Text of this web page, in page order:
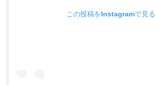
この投稿をInstagramで見る